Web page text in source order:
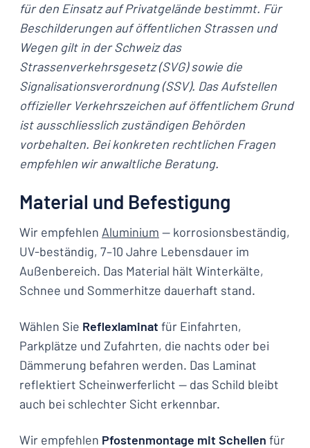
für den Einsatz auf Privatgelände bestimmt. Für
Beschilderungen auf öffentlichen Strassen und
Wegen gilt in der Schweiz das
Strassenverkehrsgesetz (SVG) sowie die
Signalisationsverordnung (SSV). Das Aufstellen
offizieller Verkehrszeichen auf öffentlichem Grund
ist ausschliesslich zuständigen Behörden
vorbehalten. Bei konkreten rechtlichen Fragen
empfehlen wir anwaltliche Beratung.
Material und Befestigung
Wir empfehlen Aluminium — korrosionsbeständig,
UV-beständig, 7–10 Jahre Lebensdauer im
Außenbereich. Das Material hält Winterkälte,
Schnee und Sommerhitze dauerhaft stand.
Wählen Sie Reflexlaminat für Einfahrten,
Parkplätze und Zufahrten, die nachts oder bei
Dämmerung befahren werden. Das Laminat
reflektiert Scheinwerferlicht — das Schild bleibt
auch bei schlechter Sicht erkennbar.
Wir empfehlen Pfostenmontage mit Schellen für